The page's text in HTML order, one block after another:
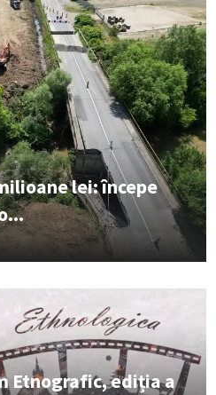
lei: începe
Etnografic, ediția a